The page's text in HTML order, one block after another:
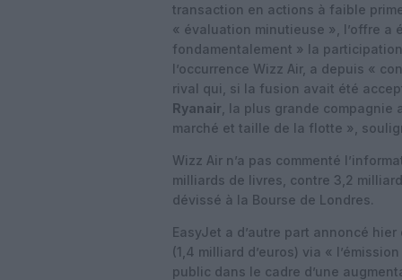
transaction en actions à faible
« évaluation minutieuse », l’offre a
fondamentalement » la
l’occurrence Wizz Air, a depuis «
rival qui, si la fusion avait été
Ryanair , la plus grande compagnie
marché et taille de la flotte »,
Wizz Air n’a pas commenté
milliards de livres, contre 3,2
dévissé à la Bourse de Londres.
EasyJet a d’autre part annoncé hier
(1,4 milliard d’euros) via «
public dans le cadre d’une